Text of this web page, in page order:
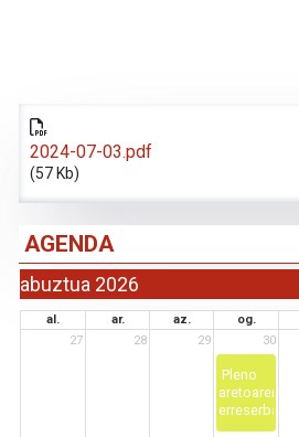
2024-07-03.pdf
(57 Kb)
AGENDA
abuztua 2026
al. ar. az. og.
27
28 29 30
Pleno
aretoaren
erreserba